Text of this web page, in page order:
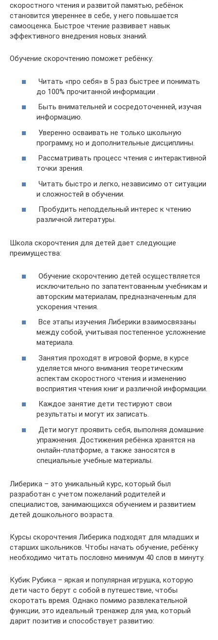
скоростного чтения и развитой памятью, ребёнок
становится увереннее в себе, у него повышается
самооценка. Быстрое чтение развивает навык
эффективного внедрения новых знаний.
Обучение скорочтению поможет ребёнку:
Читать «про себя» в 5 раз быстрее и понимать
до 100% прочитанной информации .
Быть внимательней и сосредоточенней, изучая
информацию.
Уверенно осваивать не только школьную
программу, но и дополнительные дисциплины.
Рассматривать процесс чтения с интерактивной
точки зрения.
Читать быстро и легко, независимо от ситуации
и сложностей в обучении.
Пробудить неподдельный интерес к чтению
различной литературы.
Школа скорочтения для детей дает следующие
преимущества:
Обучение скорочтению детей осуществляется
исключительно по запатентованным учебникам и
авторским материалам, предназначенным для
ускорения чтения.
Все этапы изучения Либерики взаимосвязаны
между собой, учитывая постепенное усложнение
материала.
Занятия проходят в игровой форме, в курсе
уделяется много внимания теоретическим
аспектам скоростного чтения и изменению
восприятия чтения книг и различной информации.
Каждое занятие дети тестируют свои
результаты и могут их записать.
Дети могут проявить себя, выполняя домашние
упражнения. Достижения ребёнка хранятся на
онлайн-платформе, а также заносятся в
специальные учебные материалы.
Либерика – это уникальный курс, который был
разработан с учетом пожеланий родителей и
специалистов, занимающихся обучением и развитием
детей дошкольного возраста.
Курсы скорочтения Либерика подходят для младших и
старших школьников. Чтобы начать обучение, ребёнку
необходимо читать пословно минимум 40 слов в минуту.
Кубик Рубика – яркая и популярная игрушка, которую
дети часто берут с собой в путешествие, чтобы
скоротать время. Однако помимо развлекательной
функции, это идеальный тренажер для ума, который
дарит позитив и способствует развитию: